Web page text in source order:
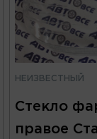
НЕИЗВЕСТНЫЙ
Стекло
правое